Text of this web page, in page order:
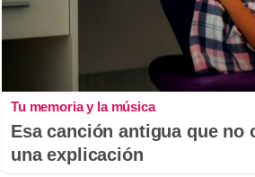
Tu memoria y la música
Esa canción antigua que no
una explicación